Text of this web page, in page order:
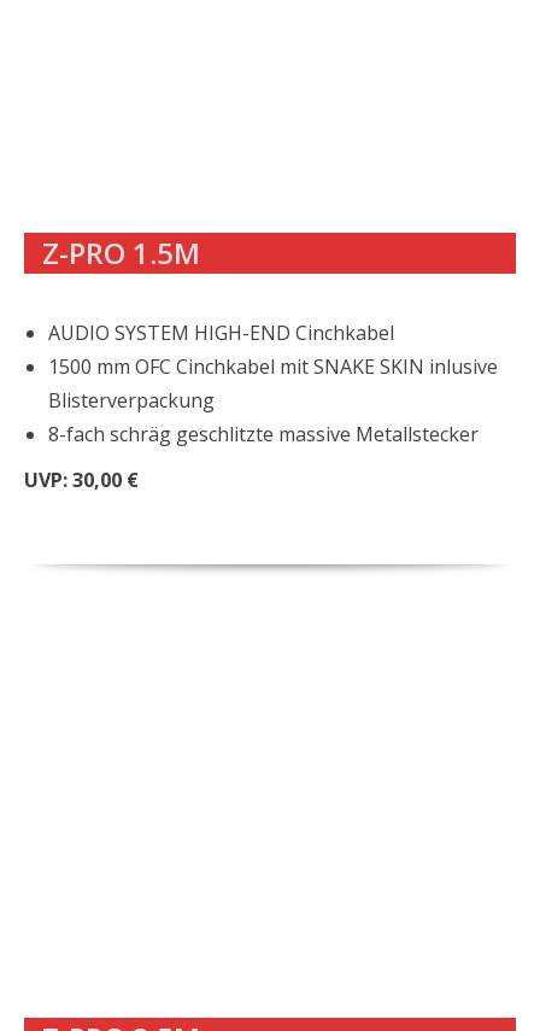
Z-PRO 1.5M
AUDIO SYSTEM HIGH-END Cinchkabel
1500 mm OFC Cinchkabel mit SNAKE SKIN inlusive
Blisterverpackung
8-fach schräg geschlitzte massive Metallstecker
UVP: 30,00 €